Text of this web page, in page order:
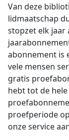
Van deze
lidmaatschap
stopzet elk jaar
abonnement is
vele mensen
gratis
hebt tot de
proefperiode
onze service